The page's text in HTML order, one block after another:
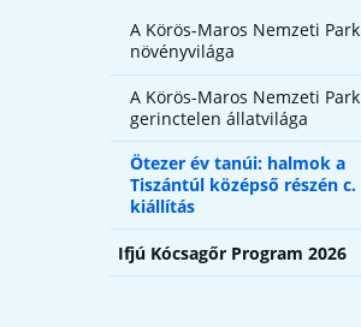
A Körös-Maros Nemzeti Park
növényvilága
A Körös-Maros Nemzeti Park
gerinctelen állatvilága
Ötezer év tanúi: halmok a
Tiszántúl középső részén c.
kiállítás
Ifjú Kócsagőr Program 2026